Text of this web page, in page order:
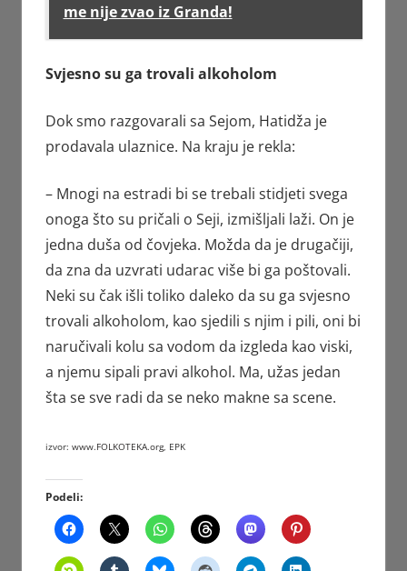
me nije zvao iz Granda!
Svjesno su ga trovali alkoholom
Dok smo razgovarali sa Sejom, Hatidža je
prodavala ulaznice. Na kraju je rekla:
– Mnogi na estradi bi se trebali stidjeti svega
onoga što su pričali o Seji, izmišljali laži. On je
jedna duša od čovjeka. Možda da je drugačiji,
da zna da uzvrati udarac više bi ga poštovali.
Neki su čak išli toliko daleko da su ga svjesno
trovali alkoholom, kao sjedili s njim i pili, oni bi
naručivali kolu sa vodom da izgleda kao viski,
a njemu sipali pravi alkohol. Ma, užas jedan
šta se sve radi da se neko makne sa scene.
izvor: www.FOLKOTEKA.org, EPK
Podeli: